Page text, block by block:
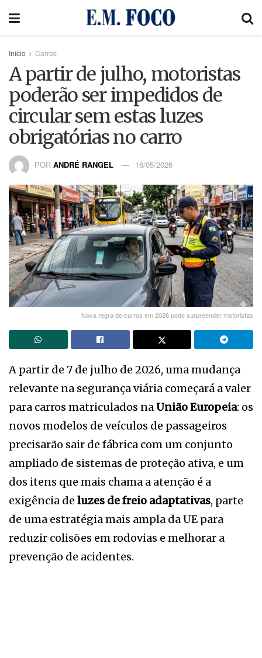
Início Carros
A partir de julho, motoristas
poderão ser impedidos de
circular sem estas luzes
obrigatórias no carro
POR ANDRÉ RANGEL 16/05/2026
Nova regra de carros em 2026 pode surpreender motoristas
A partir de 7 de julho de 2026, uma mudança
relevante na segurança viária começará a valer
para carros matriculados naUnião Europeia: os
novos modelos de veículos de passageiros
precisarão sair de fábrica com um conjunto
ampliado de sistemas de proteção ativa, e um
dos itens que mais chama a atenção é a
exigência de luzes de freio adaptativas, parte
de uma estratégia mais ampla da UE para
reduzir colisões em rodovias e melhorar a
prevenção de acidentes.